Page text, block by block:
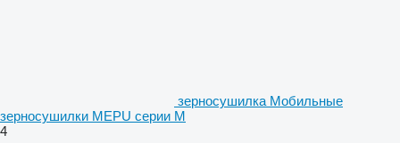
зерносушилка Мобильные
зерносушилки MEPU серии M
4